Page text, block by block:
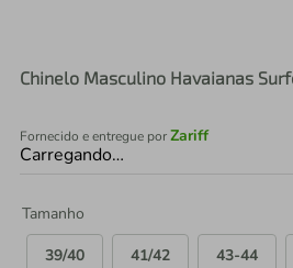
Chinelo Masculino Havaianas
Fornecido e entregue porZariff
Carregando…
Tamanho
39/40
41/42 43-44